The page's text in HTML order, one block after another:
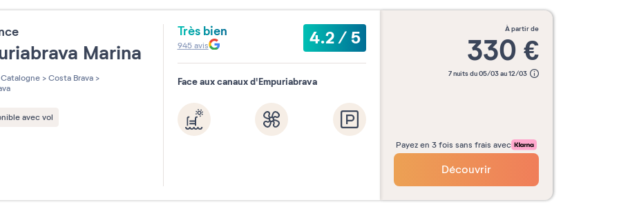
Marina
Catalogne > Costa Brava >
avec vol
Très bien 4.2/5
945avis
Face aux canaux d'Empuriabrava
à partir de
330 €
7 nuits du 05/03 au 12/03
Payez en 3 fois sans frais avec
Découvrir